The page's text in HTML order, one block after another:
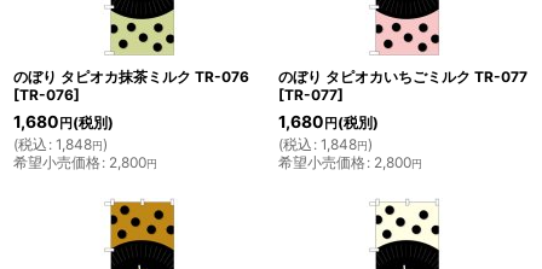
のぼり タピオカ抹茶ミルク TR-076
[TR-076]
1,680 円 (税別)
(税込 : 1,848円)
希望小売価格: 2,800円
のぼり タピオカいちごミルク TR-077
[TR-077]
1,680 円 (税別)
(税込 : 1,848円)
希望小売価格: 2,800円